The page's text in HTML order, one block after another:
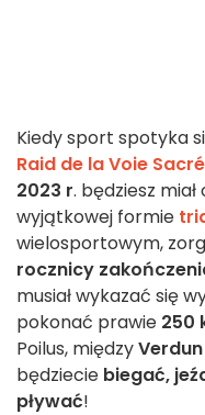
Kiedy sport spotyka
Raid de la Voie
2023 r. będziesz
wyjątkowej formie
wielosportowym,
rocznicy
musiał wykazać się
pokonać prawie 250
Poilus, międzyVerdun
będziecie biegać,
pływać!